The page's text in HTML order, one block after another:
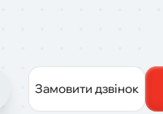
Замовити дзвінок